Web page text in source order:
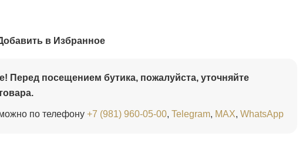
в Избранное
Перед посещением бутика, пожалуйста, уточняйте
по телефону +7 (981) 960-05-00, Telegram, MAX, WhatsApp